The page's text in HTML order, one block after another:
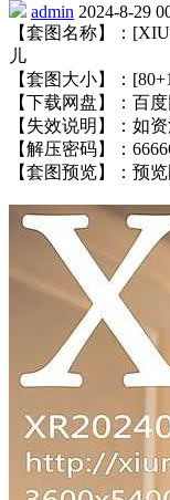
admin 2024-8-29
【套图名称】：
儿
【套图大小】：
【下载网盘】：百
【失效说明】：如
【解压密码】：
【套图预览】：预